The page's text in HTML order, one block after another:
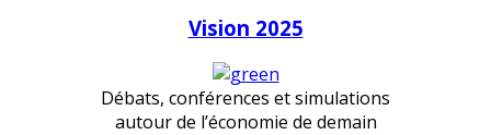
Vision 2025
Débats, conférences et simulations
autour de l’économie de demain